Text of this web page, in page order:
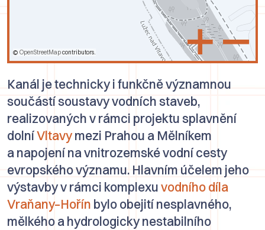
+ –
© OpenStreetMapcontributors.
Kanál je technicky i funkčně významnou
součástí soustavy vodních staveb,
realizovaných v rámci projektu splavnění
dolníVltavymezi Prahou a Mělníkem
a napojení na vnitrozemské vodní cesty
evropského významu. Hlavním účelem jeho
výstavby v rámci komplexuvodního díla
Vraňany–Hořín bylo obejití nesplavného,
mělkého a hydrologicky nestabilního